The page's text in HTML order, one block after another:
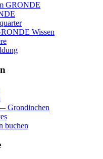
GRONDE
Wissen
Grondinchen
buchen